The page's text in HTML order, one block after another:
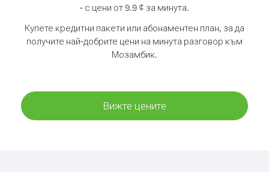
- с цени от 9.9 ¢ за минута.
Купете кредитни пакети или абонаментен план, за да
получите най-добрите цени на минута разговор към
Мозамбик.
Вижте цените